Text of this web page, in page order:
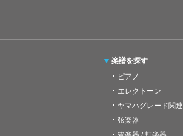
楽譜を探す
ピアノ
エレクトーン
ヤマハグレード関連
弦楽器